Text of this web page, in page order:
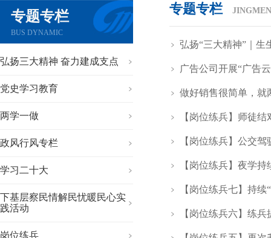
专题专栏
弘扬“三大精神”｜生
广告公司开展“广告
做好销售很简单，就
【岗位练兵】师徒
【岗位练兵】公交
【岗位练兵】夜学
【岗位练兵七】持
【岗位练兵六】练
专题专栏
BUS DYNAMIC
弘扬三大精神 奋力建成支点
党史学习教育
两学一做
政风行风专栏
学习二十大
下基层察民情解民忧暖民心实
践活动
岗位练兵